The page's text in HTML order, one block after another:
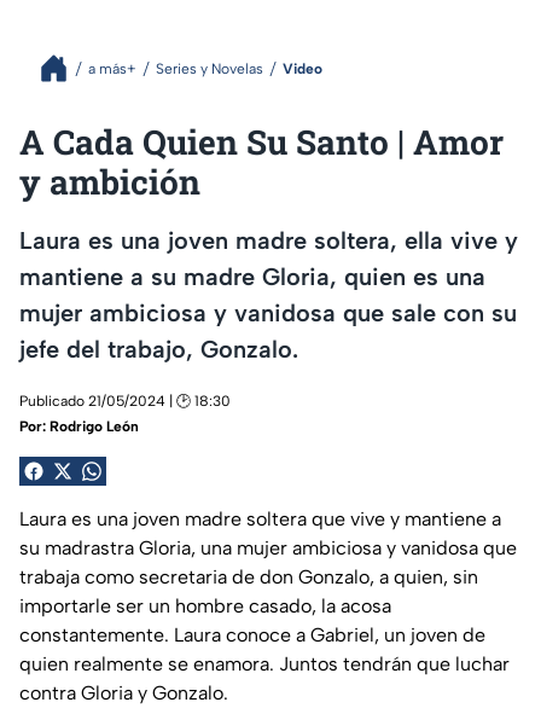
a más+ Series y Novelas Video
A Cada Quien Su Santo | Amor
y ambición
Laura es una joven madre soltera, ella vive y
mantiene a su madre Gloria, quien es una
mujer ambiciosa y vanidosa que sale con su
jefe del trabajo, Gonzalo.
Publicado 21/05/2024 | 🕑 18:30
Por: Rodrigo León
Laura es una joven madre soltera que vive y mantiene a
su madrastra Gloria, una mujer ambiciosa y vanidosa que
trabaja como secretaria de don Gonzalo, a quien, sin
importarle ser un hombre casado, la acosa
constantemente. Laura conoce a Gabriel, un joven de
quien realmente se enamora. Juntos tendrán que luchar
contra Gloria y Gonzalo.